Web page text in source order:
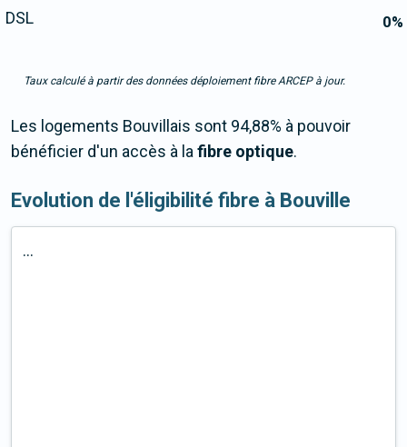
0%
DSL
Taux calculé à partir des données déploiement fibre ARCEP à jour.
Les logements Bouvillais sont 94,88% à pouvoir
bénéficier d'un accès à lafibre optique.
Evolution de l'éligibilité fibre à Bouville
...